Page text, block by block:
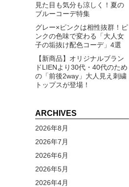
見た目も気分も涼しく！夏の
ブルーコーデ特集
グレー×ピンクは相性抜群！ピ
ンクの色味で変わる「大人女
子の垢抜け配色コーデ」4選
【新商品】オリジナルブラン
ドLIENより30代・40代のため
の「前後2way」大人見え刺繍
トップスが登場！
ARCHIVES
2026年8月
2026年7月
2026年6月
2026年5月
2026年4月